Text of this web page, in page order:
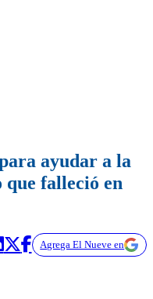
ayudar a la
que falleció en
Agrega El Nueve en